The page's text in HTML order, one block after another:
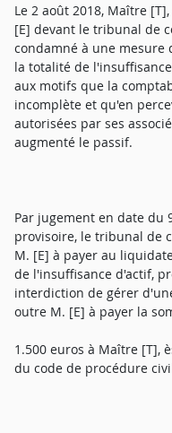
Le 2 août 2018, Maître
[E] devant le tribunal de
condamné à une
la totalité de
aux motifs que la
incomplète et qu'en
autorisées par ses
augmenté le passif.
Par jugement en date du
provisoire, le tribunal de
M. [E] à payer au
de l'insuffisance d'actif,
interdiction de gérer
outre M. [E] à payer la
1.500 euros à Maître [T],
du code de procédure